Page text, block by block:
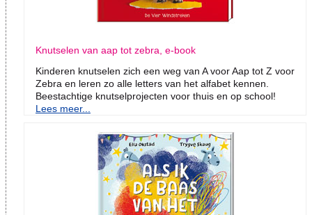
Knutselen van aap tot zebra, e-book
Kinderen knutselen zich een weg van A voor Aap tot Z voor
Zebra en leren zo alle letters van het alfabet kennen.
Beestachtige knutselprojecten voor thuis en op school!
Lees meer...